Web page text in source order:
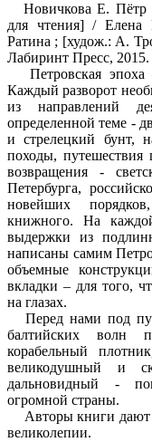
Новичкова Е. Пётр I
для чтения] / Елена
Ратина ; [худож.: А.
Лабиринт Пресс,
Петровская эпоха
Каждый разворот
из направлений
определенной теме -
и стрелецкий бунт,
походы,
возвращения -
Петербурга,
новейших
книжного. На
выдержки из
написаны самим
объемные
вкладки – для того,
на глазах.
Перед нами под
балтийских волн
корабельный
великодушный и
дальновидный -
огромной страны.
Авторы книги дают
великолепии.